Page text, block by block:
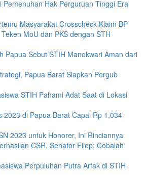
Pemenuhan Hak Perguruan Tinggi Era
Masyarakat Crosscheck Klaim BP
MoU dan PKS dengan STH
Papua Sebut STIH Manokwari Aman dari
Papua Barat Siapkan Pergub
STIH Pahami Adat Saat di Lokasi
2023 di Papua Barat Capai Rp 1,034
2023 untuk Honorer, Ini Rinciannya
CSR, Senator Filep: Cobalah
Perpuluhan Putra Arfak di STIH